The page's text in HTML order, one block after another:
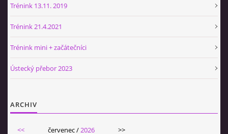
Trénink 13.11. 2019
Trénink 21.4.2021
Trénink mini + začátečníci
Ústecký přebor 2023
ARCHIV
<< červenec /2026 >>